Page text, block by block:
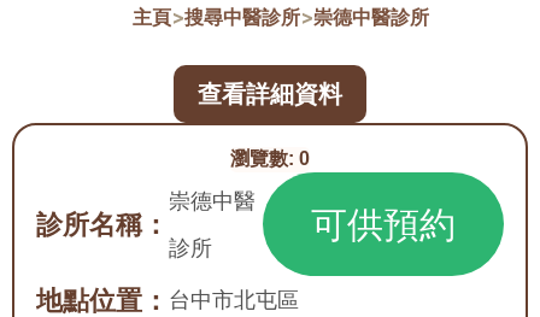
主頁>搜尋中醫診所>崇德中醫診所
瀏覽數: 0
診所名稱：
崇德中醫
診所
可供預約
地點位置： 台中市北屯區
查看詳細資料